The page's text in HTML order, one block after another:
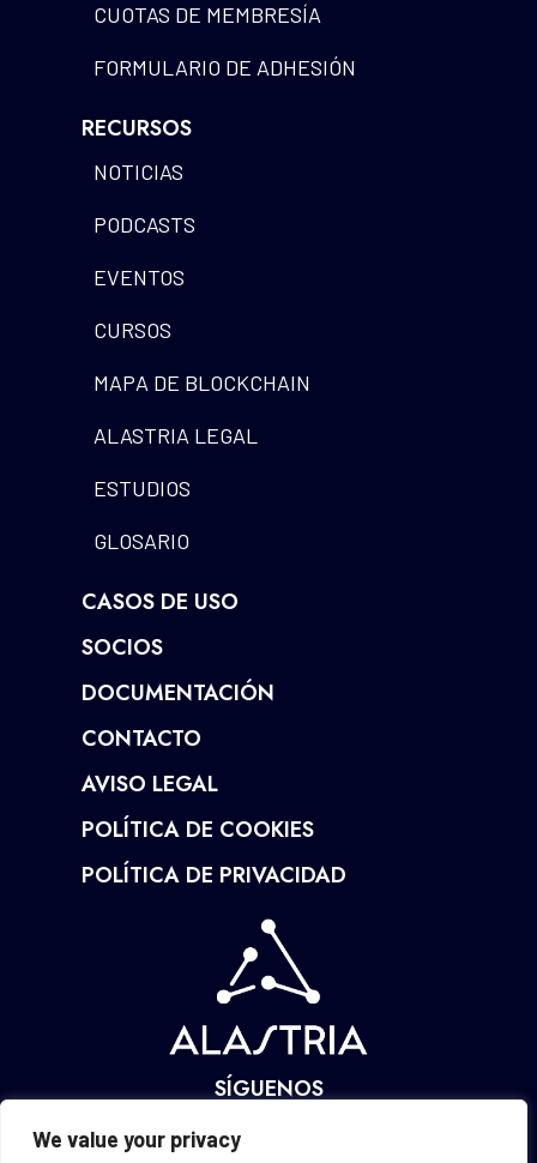
We value your privacy
CUOTAS DE MEMBRESÍA
FORMULARIO DE ADHESIÓN
RECURSOS
NOTICIAS
PODCASTS
EVENTOS
CURSOS
MAPA DE BLOCKCHAIN
ALASTRIA LEGAL
ESTUDIOS
GLOSARIO
CASOS DE USO
SOCIOS
DOCUMENTACIÓN
CONTACTO
AVISO LEGAL
POLÍTICA DE COOKIES
POLÍTICA DE PRIVACIDAD
SÍGUENOS